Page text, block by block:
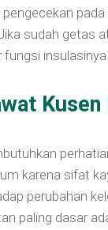
sudah getas
fungsi
Kusen
karena sifat
perubahan
paling dasar